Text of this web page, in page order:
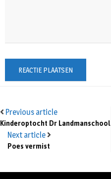
Previous article
Kinderoptocht Dr Landmanschool
Next article
Poes vermist